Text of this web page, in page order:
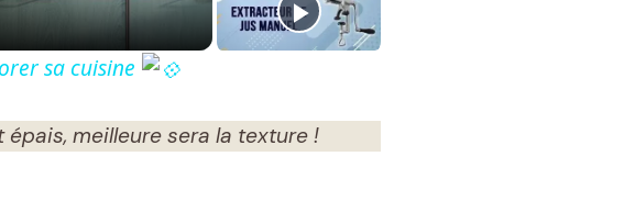
sa cuisine
meilleure sera la texture !